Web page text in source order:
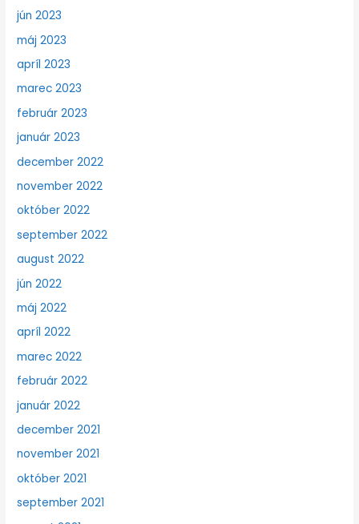
jún 2023
máj 2023
apríl 2023
marec 2023
február 2023
január 2023
december 2022
november 2022
október 2022
september 2022
august 2022
jún 2022
máj 2022
apríl 2022
marec 2022
február 2022
január 2022
december 2021
november 2021
október 2021
september 2021